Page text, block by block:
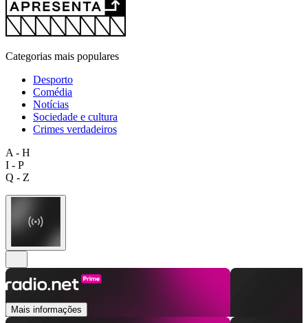
Categorias mais populares
Desporto
Comédia
Notícias
Sociedade e cultura
Crimes verdadeiros
A - H
I - P
Q - Z
Mais informações